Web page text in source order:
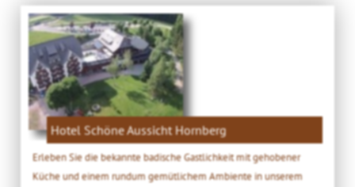
Hotel Schöne Aussicht Hornberg
Erleben Sie die bekannte badische Gastlichkeit mit gehobener
Küche und einem rundum gemütlichem Ambiente in unserem